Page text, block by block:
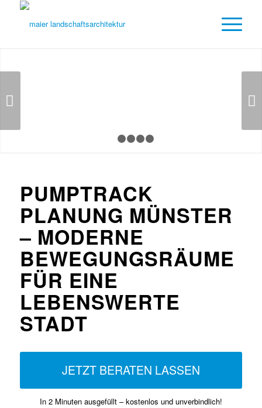
PUMPTRACK
PLANUNG MÜNSTER
– MODERNE
BEWEGUNGSRÄUME
FÜR EINE
LEBENSWERTE
STADT
JETZT BERATEN LASSEN
In 2 Minuten ausgefüllt – kostenlos und unverbindlich!